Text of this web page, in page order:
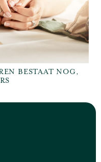
BESTAAT NOG,